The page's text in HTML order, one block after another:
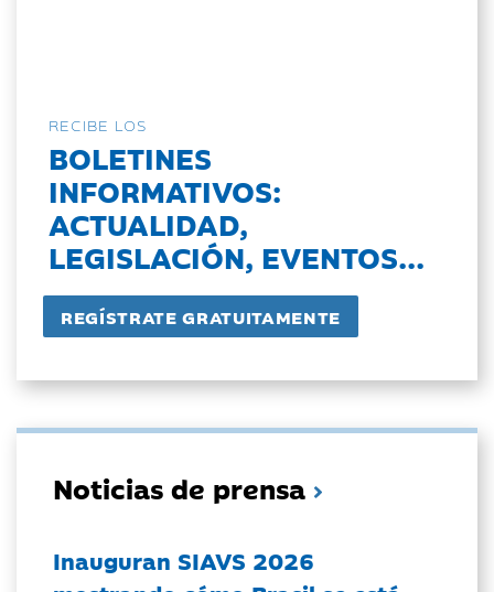
RECIBE LOS
BOLETINES
INFORMATIVOS:
ACTUALIDAD,
LEGISLACIÓN, EVENTOS...
Noticias de prensa
Inauguran SIAVS 2026